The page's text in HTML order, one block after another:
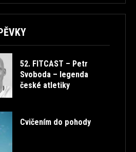
52. FITCAST – Petr
Svoboda – legenda
české atletiky
Cvičením do pohody